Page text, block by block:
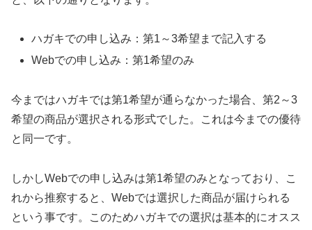
ハガキでの申し込み：第1～3希望まで記入する
Webでの申し込み：第1希望のみ
今まではハガキでは第1希望が通らなかった場合、第2～3
希望の商品が選択される形式でした。これは今までの優待
と同一です。
しかしWebでの申し込みは第1希望のみとなっており、こ
れから推察すると、Webでは選択した商品が届けられる
という事です。このためハガキでの選択は基本的にオスス